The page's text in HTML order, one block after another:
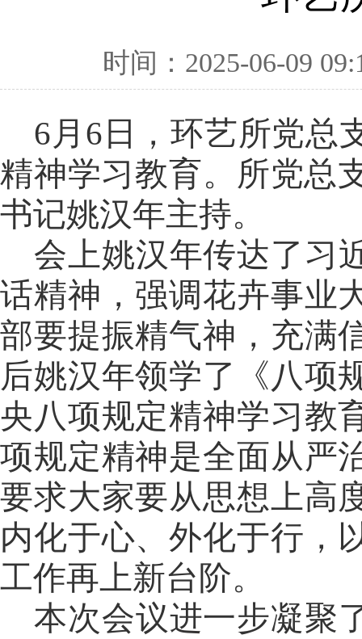
时间：2025-06-09
6月6日，环艺所党总
精神学习教育。所党总
书记姚汉年主持。
会上姚汉年传达了习
话精神，强调花卉事业
部要提振精气神，充满
后姚汉年领学了《八项
央八项规定精神学习教
项规定精神是全面从严
要求大家要从思想上高
内化于心、外化于行，
工作再上新台阶。
本次会议进一步凝聚